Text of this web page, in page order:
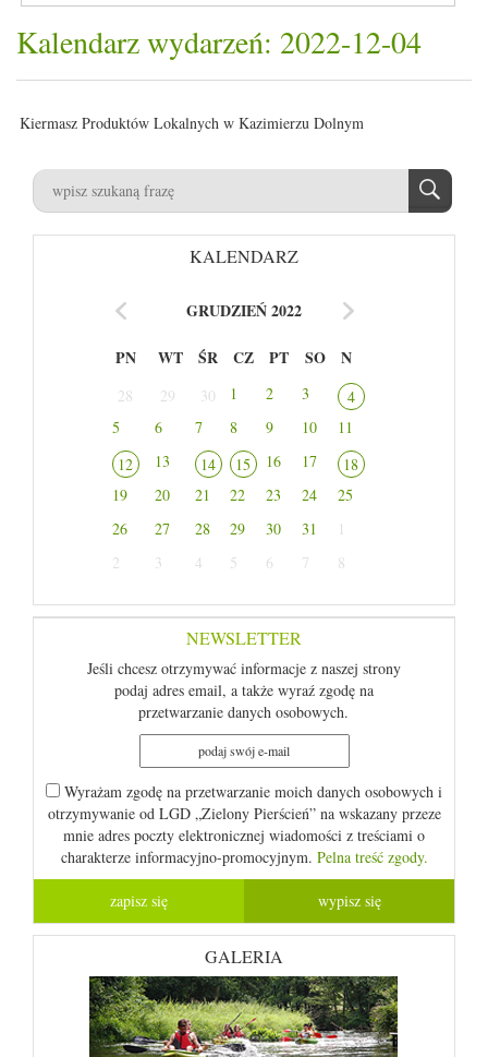
Kalendarz wydarzeń: 2022-12-04
Kiermasz Produktów Lokalnych w Kazimierzu Dolnym
KALENDARZ
GRUDZIEŃ 2022
PN WT ŚR CZ PT SO N
28 29 30 1 2 3
4
5
6 7 8 9 10
11
12
13 14 15 16 17
18
19
20 21 22 23 24
25
26
27 28 29 30 31
1
2
3 4 5 6 7 8
NEWSLETTER
Jeśli chcesz otrzymywać informacje z naszej strony
podaj adres email, a także wyraź zgodę na
przetwarzanie danych osobowych.
Wyrażam zgodę na przetwarzanie moich danych osobowych i
otrzymywanie od LGD „Zielony Pierścień” na wskazany przeze
mnie adres poczty elektronicznej wiadomości z treściami o
charakterze informacyjno-promocyjnym. Pelna treść zgody.
GALERIA